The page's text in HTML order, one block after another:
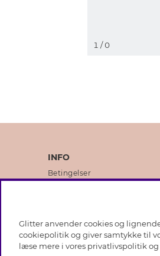
1 / 0
INFO
Betingelser
Medlemsbetingelser
Glitter anvender cookies og
cookiepolitik og giver samtykke til
læse mere i vores privatlivspolitik og